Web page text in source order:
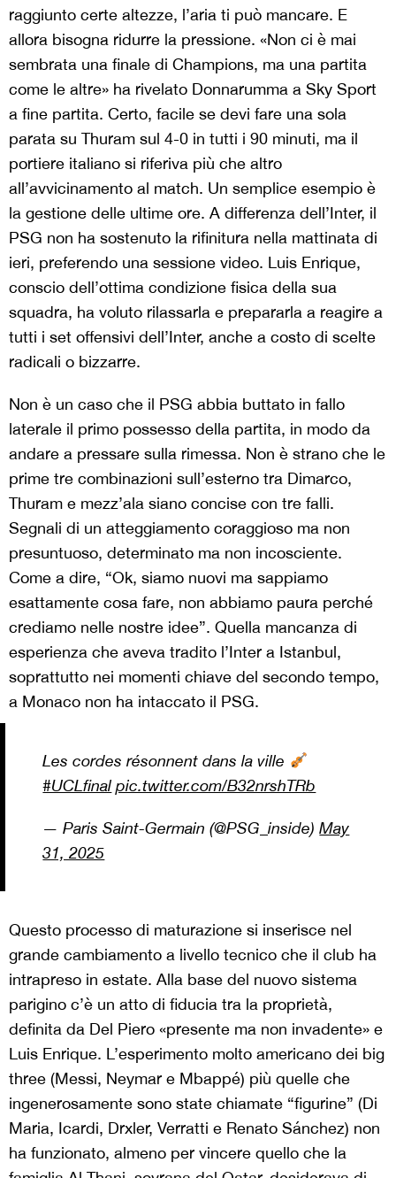
raggiunto certe altezze, l’aria ti può mancare. E
allora bisogna ridurre la pressione. «Non ci è mai
sembrata una finale di Champions, ma una partita
come le altre» ha rivelato Donnarumma a Sky Sport
a fine partita. Certo, facile se devi fare una sola
parata su Thuram sul 4-0 in tutti i 90 minuti, ma il
portiere italiano si riferiva più che altro
all’avvicinamento al match. Un semplice esempio è
la gestione delle ultime ore. A differenza dell’Inter, il
PSG non ha sostenuto la rifinitura nella mattinata di
ieri, preferendo una sessione video. Luis Enrique,
conscio dell’ottima condizione fisica della sua
squadra, ha voluto rilassarla e prepararla a reagire a
tutti i set offensivi dell’Inter, anche a costo di scelte
radicali o bizzarre.
Non è un caso che il PSG abbia buttato in fallo
laterale il primo possesso della partita, in modo da
andare a pressare sulla rimessa. Non è strano che le
prime tre combinazioni sull’esterno tra Dimarco,
Thuram e mezz’ala siano concise con tre falli.
Segnali di un atteggiamento coraggioso ma non
presuntuoso, determinato ma non incosciente.
Come a dire, “Ok, siamo nuovi ma sappiamo
esattamente cosa fare, non abbiamo paura perché
crediamo nelle nostre idee”. Quella mancanza di
esperienza che aveva tradito l’Inter a Istanbul,
soprattutto nei momenti chiave del secondo tempo,
a Monaco non ha intaccato il PSG.
Les cordes résonnent dans la ville
#UCLfinal pic.twitter.com/B32nrshTRb
— Paris Saint-Germain (@PSG_inside)May
31, 2025
Questo processo di maturazione si inserisce nel
grande cambiamento a livello tecnico che il club ha
intrapreso in estate. Alla base del nuovo sistema
parigino c’è un atto di fiducia tra la proprietà,
definita da Del Piero «presente ma non invadente» e
Luis Enrique. L’esperimento molto americano dei big
three (Messi, Neymar e Mbappé) più quelle che
ingenerosamente sono state chiamate “figurine” (Di
Maria, Icardi, Drxler, Verratti e Renato Sánchez) non
ha funzionato, almeno per vincere quello che la